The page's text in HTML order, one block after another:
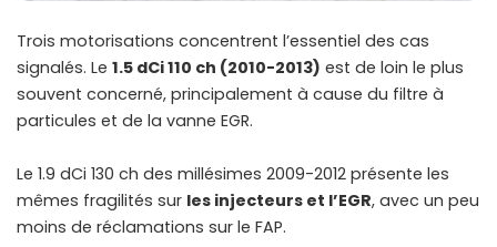
Trois motorisations concentrent l’essentiel des cas
signalés. Le 1.5 dCi 110 ch (2010-2013) est de loin le plus
souvent concerné, principalement à cause du filtre à
particules et de la vanne EGR.
Le 1.9 dCi 130 ch des millésimes 2009-2012 présente les
mêmes fragilités sur les injecteurs et l’EGR, avec un peu
moins de réclamations sur le FAP.